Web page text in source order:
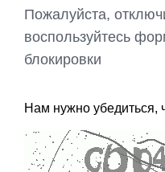
Пожалуйста,
воспользуйтесь
блокировки
Нам нужно убедиться,